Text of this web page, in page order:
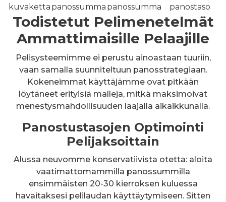
kuvaketta panossumma panossumma
panostaso
Todistetut Pelimenetelmät
Ammattimaisille Pelaajille
Pelisysteemimme ei perustu ainoastaan tuuriin,
vaan samalla suunniteltuun panosstrategiaan.
Kokeneimmat käyttäjämme ovat pitkään
löytäneet erityisiä malleja, mitkä maksimoivat
menestysmahdollisuuden laajalla aikaikkunalla.
Panostustasojen Optimointi
Pelijaksoittain
Alussa neuvomme konservatiivista otetta: aloita
vaatimattomammilla panossummilla
ensimmäisten 20-30 kierroksen kuluessa
havaitaksesi pelilaudan käyttäytymiseen. Sitten